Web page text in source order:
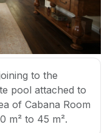
to the
pool attached to
of Cabana Room
m² to 45 m².